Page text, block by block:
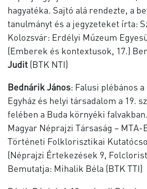
hagyatéka. Sajtó alá rendezte, a
tanulmányt és a jegyzeteket írta:
Kolozsvár: Erdélyi Múzeum
(Emberek és kontextusok, 17.)
Judit (BTK NTI)
Bednárik János: Falusi plébános
Egyház és helyi társadalom a 19.
felében a Buda környéki
Magyar Néprajzi Társaság – MTA-
Történeti Folklorisztikai
(Néprajzi Értekezések 9,
Bemutatja: Mihalik Béla (BTK TTI)